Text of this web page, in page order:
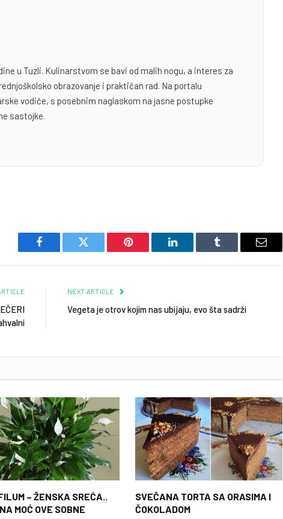
u Tuzli. Kulinarstvom se bavi od malih nogu, a interes za
obrazovanje i praktičan rad. Na portalu
vodiče, s posebnim naglaskom na jasne postupke
sastojke.
Facebook Twitter Pinterest LinkedIn Tumblr Email
NEXT ARTICLE
Vegeta je otrov kojim nas ubijaju, evo šta sadrži
– ŽENSKA SREĆA..
MOĆ OVE SOBNE
SVEČANA TORTA SA ORASIMA I
ČOKOLADOM